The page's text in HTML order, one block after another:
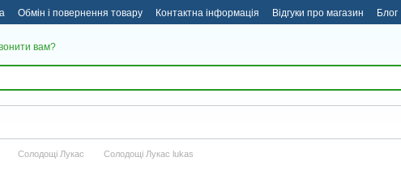
Обмін і повернення товару Контактна інформація Відгуки про магазин
Блог
вам?
Солодощі Лукас Солодощі Лукас lukas